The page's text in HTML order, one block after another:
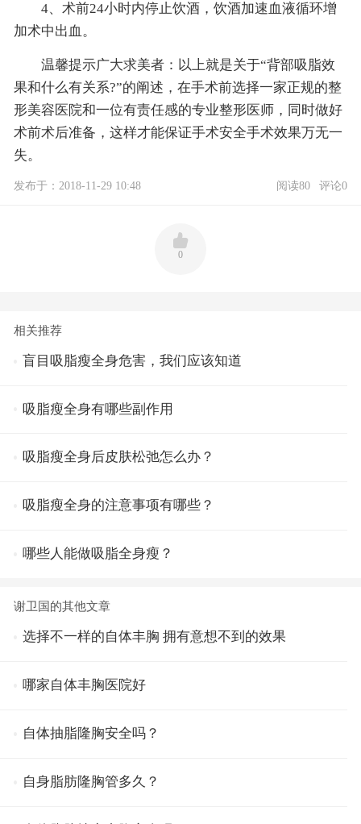
4、术前24小时内停止饮酒，饮酒加速血液循环增
加术中出血。
温馨提示广大求美者：以上就是关于“背部吸脂效
果和什么有关系?”的阐述，在手术前选择一家正规的整
形美容医院和一位有责任感的专业整形医师，同时做好
术前术后准备，这样才能保证手术安全手术效果万无一
失。
发布于：2018-11-29 10:48 阅读80 评论0
0
相关推荐
盲目吸脂瘦全身危害，我们应该知道
吸脂瘦全身有哪些副作用
吸脂瘦全身后皮肤松弛怎么办？
吸脂瘦全身的注意事项有哪些？
哪些人能做吸脂全身瘦？
谢卫国的其他文章
选择不一样的自体丰胸 拥有意想不到的效果
哪家自体丰胸医院好
自体抽脂隆胸安全吗？
自身脂肪隆胸管多久？